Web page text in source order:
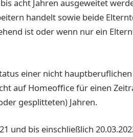
acht Jahren ausgeweitet
handelt sowie beide
ist oder wenn nur ein
einer nicht
auf Homeoffice für einen
gesplitteten) Jahren.
und bis einschließlich